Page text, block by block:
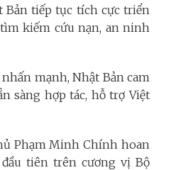
Bản tiếp tục tích cực triển
kiếm cứu nạn, an ninh
mạnh, Nhật Bản cam
sàng hợp tác, hỗ trợ Việt
Phạm Minh Chính hoan
tiên trên cương vị Bộ